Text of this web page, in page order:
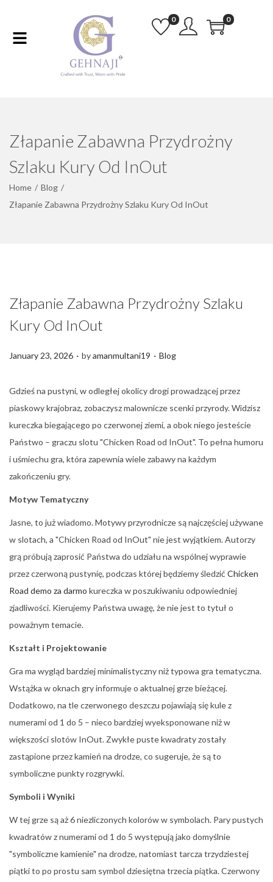
0 0
Złapanie Zabawna Przydrożny
Szlaku Kury Od InOut
Home / Blog /
Złapanie Zabawna Przydrożny Szlaku Kury Od InOut
Złapanie Zabawna Przydrożny Szlaku
Kury Od InOut
P
s
t
e
d
o
n
January 23, 2026 . byamanmultani19 . P
s
t
e
d
Blog
Gdzieś na pustyni, w odległej okolicy drogi prowadzącej przez
piaskowy krajobraz, zobaczysz malownicze scenki przyrody. Widzisz
kureczka biegającego po czerwonej ziemi, a obok niego jesteście
Państwo – graczu slotu "Chicken Road od InOut". To pełna humoru
i uśmiechu gra, która zapewnia wiele zabawy na każdym
zakończeniu gry.
Motyw Tematyczny
Jasne, to już wiadomo. Motywy przyrodnicze są najczęściej używane
w slotach, a "Chicken Road od InOut" nie jest wyjątkiem. Autorzy
grą próbują zaprosić Państwa do udziału na wspólnej wyprawie
przez czerwoną pustynię, podczas której będziemy śledzić Chicken
Road demo za darmo kureczka w poszukiwaniu odpowiedniej
zjadliwości. Kierujemy Państwa uwagę, że nie jest to tytuł o
poważnym temacie.
Kształt i Projektowanie
Gra ma wygląd bardziej minimalistyczny niż typowa gra tematyczna.
Wstążka w oknach gry informuje o aktualnej grze bieżącej.
Dodatkowo, na tle czerwonego deszczu pojawiają się kule z
numerami od 1 do 5 – nieco bardziej wyeksponowane niż w
większości slotów InOut. Zwykłe puste kwadraty zostały
zastąpione przez kamień na drodze, co sugeruje, że są to
symboliczne punkty rozgrywki.
Symboli i Wyniki
W tej grze są aż 6 niezliczonych kolorów w symbolach. Pary pustych
kwadratów z numerami od 1 do 5 występują jako domyślnie
"symboliczne kamienie" na drodze, natomiast tarcza trzydziestej
piątki to po prostu sam symbol dziesiętna trzecia piątka. Czerwony